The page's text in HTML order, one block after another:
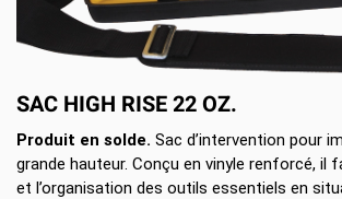
SAC HIGH RISE 22 OZ.
Produit en solde. Sac d’intervention pour
grande hauteur. Conçu en vinyle renforcé, il
et l’organisation des outils essentiels en